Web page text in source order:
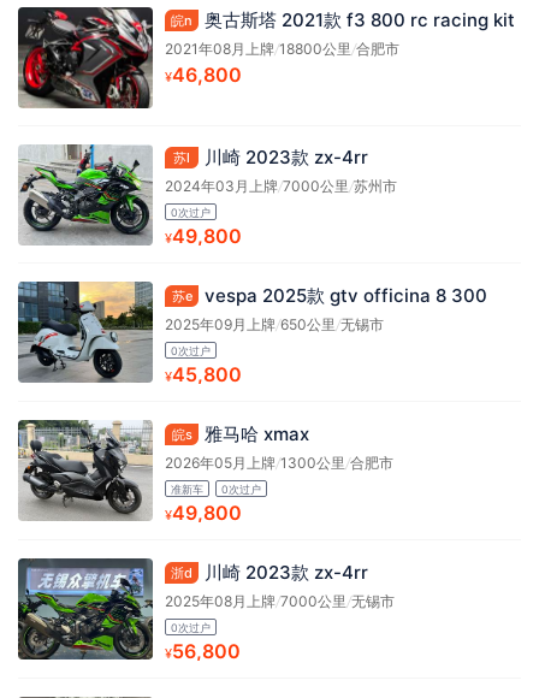
皖n 奥古斯塔 2021款 f3 800 rc racing kit
2021年08月上牌/18800公里/合肥市
¥46,800
苏l 川崎 2023款 zx-4rr
2024年03月上牌/7000公里/苏州市
0次过户
¥49,800
苏e vespa 2025款 gtv officina 8 300
2025年09月上牌/650公里/无锡市
0次过户
¥45,800
皖s 雅马哈 xmax
2026年05月上牌/1300公里/合肥市
准新车 0次过户
¥49,800
浙d 川崎 2023款 zx-4rr
2025年08月上牌/7000公里/无锡市
0次过户
¥56,800